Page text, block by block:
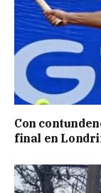
Con
final en